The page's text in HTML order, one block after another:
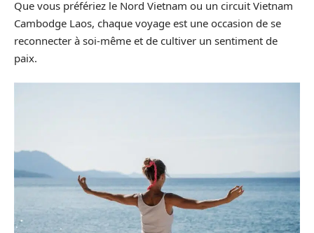
Que vous préfériez le Nord Vietnam ou un circuit Vietnam
Cambodge Laos, chaque voyage est une occasion de se
reconnecter à soi-même et de cultiver un sentiment de
paix.